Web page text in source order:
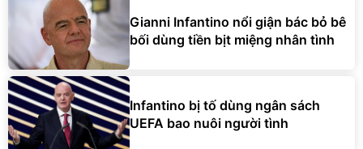
Gianni Infantino nổi giận bác bỏ bê
bối dùng tiền bịt miệng nhân tình
Infantino bị tố dùng ngân sách
UEFA bao nuôi người tình